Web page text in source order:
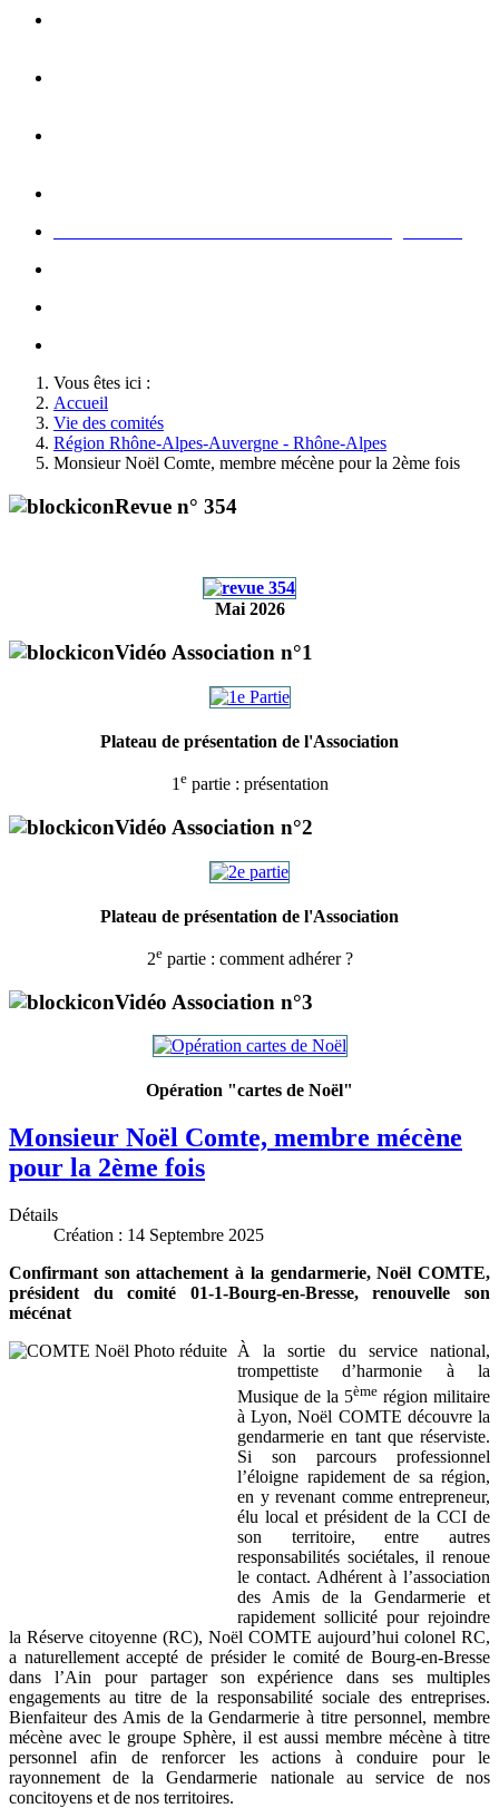
Vous êtes ici :
Accueil
Vie des comités
Région Rhône-Alpes-Auvergne - Rhône-Alpes
Monsieur Noël Comte, membre mécène pour la 2ème fois
Revue n° 354
Mai 2026
Vidéo Association n°1
Plateau de présentation de l'Association
1 epartie : présentation
Vidéo Association n°2
Plateau de présentation de l'Association
2epartie : comment adhérer ?
Vidéo Association n°3
Opération "cartes de Noël"
Monsieur Noël Comte, membre mécène
pour la 2ème fois
Détails
Création : 14 Septembre 2025
Confirmant son attachement à la gendarmerie, Noël COMTE,
président du comité 01-1-Bourg-en-Bresse, renouvelle son
mécénat
À la sortie du service national,
trompettiste d’harmonie à la
Musique de la 5ème région militaire
à Lyon, Noël COMTE découvre la
gendarmerie en tant que réserviste.
Si son parcours professionnel
l’éloigne rapidement de sa région,
en y revenant comme entrepreneur,
élu local et président de la CCI de
son territoire, entre autres
responsabilités sociétales, il renoue
le contact. Adhérent à l’association
des Amis de la Gendarmerie et
rapidement sollicité pour rejoindre
la Réserve citoyenne (RC), Noël COMTE aujourd’hui colonel RC,
a naturellement accepté de présider le comité de Bourg-en-Bresse
dans l’Ain pour partager son expérience dans ses multiples
engagements au titre de la responsabilité sociale des entreprises.
Bienfaiteur des Amis de la Gendarmerie à titre personnel, membre
mécène avec le groupe Sphère, il est aussi membre mécène à titre
personnel afin de renforcer les actions à conduire pour le
rayonnement de la Gendarmerie nationale au service de nos
concitoyens et de nos territoires.